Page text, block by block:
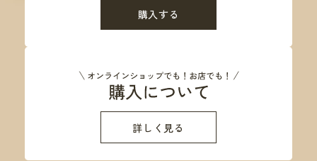
購入する
詳しく見る